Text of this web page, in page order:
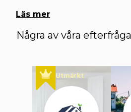
Läs mer
Några av våra
Utmärkt